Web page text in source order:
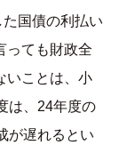
国債の利払い
っても財政全
いことは、小
は、24年度の
が遅れるとい